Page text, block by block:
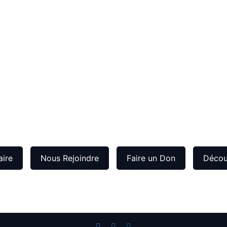
Nous Rejoindre Faire un Don